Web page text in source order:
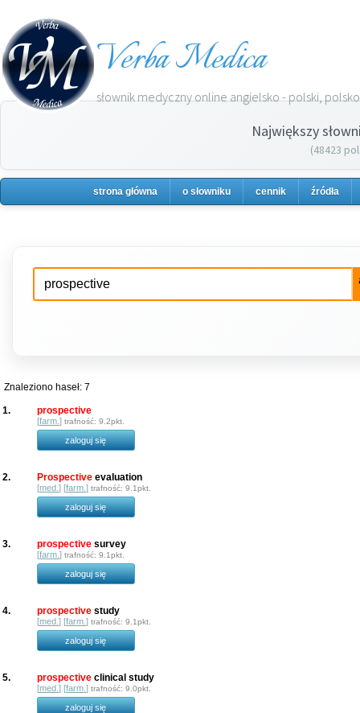
Verba Medica
słownik medyczny online angielsko - polski,
Największy
(48423
strona główna o słowniku cennik źródła
Znaleziono haseł: 7
1. prospective
[farm. ] trafność: 9.2pkt.
zaloguj się
2. Prospective evaluation
[med. ] [farm. ] trafność: 9.1pkt.
zaloguj się
3. prospective survey
[farm. ] trafność: 9.1pkt.
zaloguj się
4. prospective study
[med. ] [farm. ] trafność: 9.1pkt.
zaloguj się
5. prospective clinical study
[med. ] [farm. ] trafność: 9.0pkt.
zaloguj się